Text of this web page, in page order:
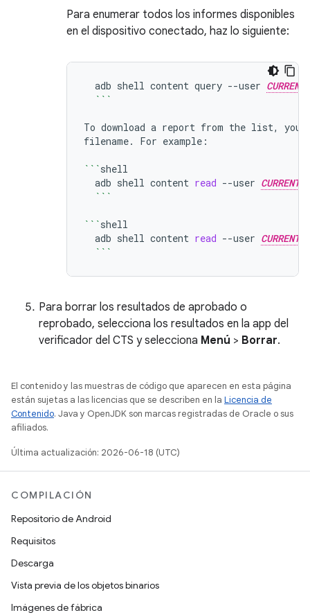
Para enumerar todos los informes disponibles
en el dispositivo conectado, haz lo siguiente:
adb shell content query --user
```
To download a report from the list, you
filename.
For example:
```
adb shell content read --user
```
```
adb shell content read --user
```
Para borrar los resultados de aprobado o
reprobado, selecciona los resultados en la app del
verificador del CTS y selecciona Menú > Borrar.
El contenido y las muestras de código que aparecen en esta página
están sujetas a las licencias que se describen en la Licencia de
Contenido. Java y OpenJDK son marcas registradas de Oracle o sus
afiliados.
Última actualización: 2026-06-18 (UTC)
COMPILACIÓN
Repositorio de Android
Requisitos
Descarga
Vista previa de los objetos binarios
Imágenes de fábrica